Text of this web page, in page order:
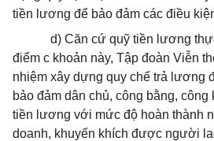
tiền lương để bảo đảm các điều
d) Căn cứ quỹ tiền lương
điểm c khoản này, Tập đoàn Viễn
nhiệm xây dựng quy chế trả lương
bảo đảm dân chủ, công bằng, công
tiền lương với mức độ hoàn thành
doanh, khuyến khích được người